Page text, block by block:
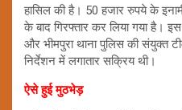
हासिल की है। 50 हजार रुपये के
के बाद गिरफ्तार कर लिया गया है।
और भीमपुरा थाना पुलिस की संयुक्त
निर्देशन में लगातार सक्रिय थी।
ऐसे हुई मुठभेड़